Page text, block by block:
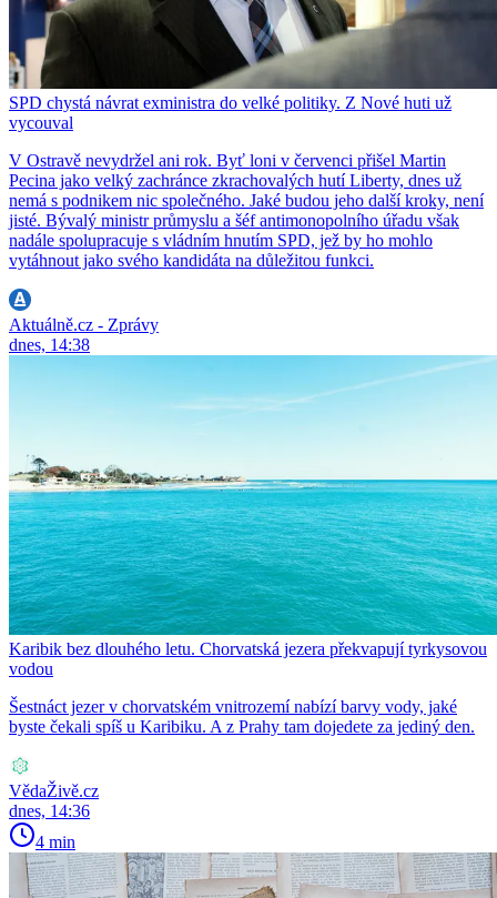
SPD chystá návrat exministra do velké politiky. Z Nové huti už
vycouval
V Ostravě nevydržel ani rok. Byť loni v červenci přišel Martin
Pecina jako velký zachránce zkrachovalých hutí Liberty, dnes už
nemá s podnikem nic společného. Jaké budou jeho další kroky, není
jisté. Bývalý ministr průmyslu a šéf antimonopolního úřadu však
nadále spolupracuje s vládním hnutím SPD, jež by ho mohlo
vytáhnout jako svého kandidáta na důležitou funkci.
Aktuálně.cz - Zprávy
dnes, 14:38
Karibik bez dlouhého letu. Chorvatská jezera překvapují tyrkysovou
vodou
Šestnáct jezer v chorvatském vnitrozemí nabízí barvy vody, jaké
byste čekali spíš u Karibiku. A z Prahy tam dojedete za jediný den.
VědaŽivě.cz
dnes, 14:36
4 min